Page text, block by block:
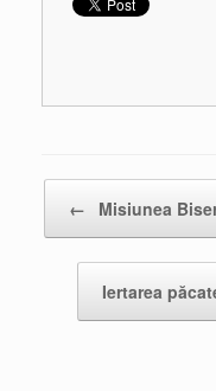
← Misiunea
Iertarea